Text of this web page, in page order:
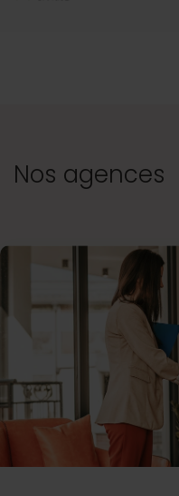
Nos agences